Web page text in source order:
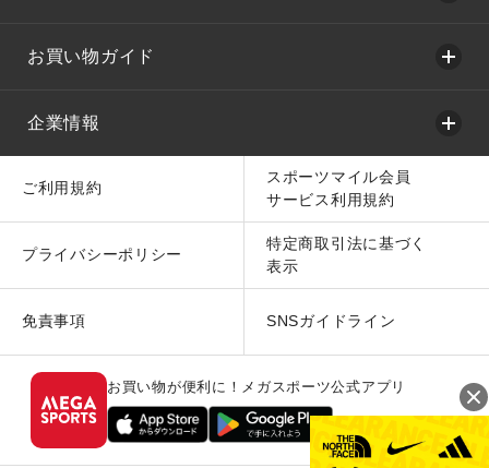
お買い物ガイド
企業情報
ご利用規約
スポーツマイル会員
サービス利用規約
プライバシーポリシー
特定商取引法に基づく
表示
免責事項 SNSガイドライン
お買い物が便利に！メガスポーツ公式アプリ